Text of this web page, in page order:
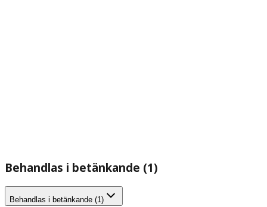
Behandlas i betänkande (1)
Behandlas i betänkande (1)